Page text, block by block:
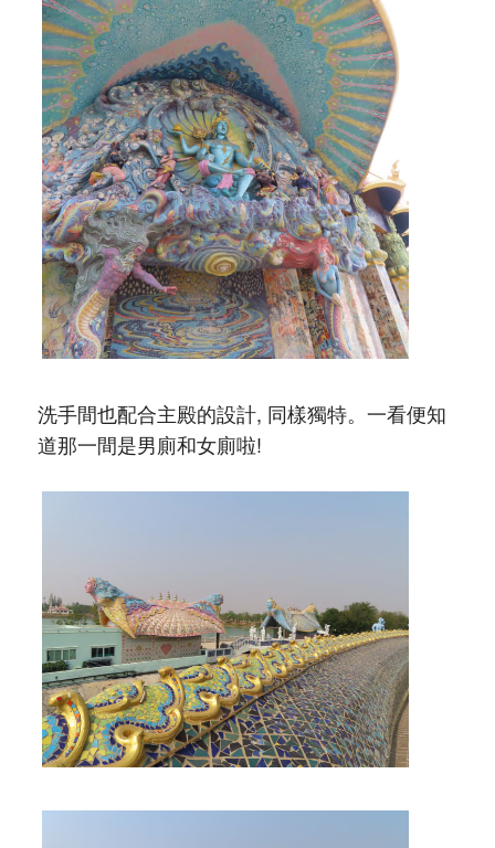
洗手間也配合主殿的設計, 同樣獨特。一看便知
道那一間是男廁和女廁啦!